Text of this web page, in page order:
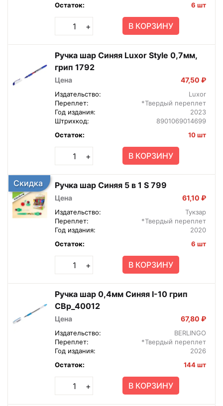
Остаток:
6 шт
+ В КОРЗИНУ
Ручка шар Синяя Luxor Style 0,7мм,
грип 1792
Цена 47,50 ₽
Издательство:
Luxor
Переплет:
*Твердый переплет
Год издания:
2023
Штрихкод:
8901069014699
Остаток:
10 шт
+ В КОРЗИНУ
Скидка Ручка шар Синяя 5 в 1 S 799
Цена 61,10 ₽
Издательство:
Тукзар
Переплет:
*Твердый переплет
Год издания:
2020
Остаток:
6 шт
+ В КОРЗИНУ
Ручка шар 0,4мм Синяя I-10 грип
CBp_40012
Цена 67,80 ₽
Издательство:
BERLINGO
Переплет:
*Твердый переплет
Год издания:
2026
Остаток:
144 шт
+ В КОРЗИНУ